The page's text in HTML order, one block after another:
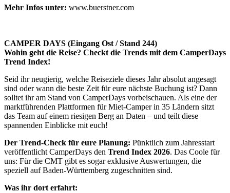
Mehr Infos unter: www.buerstner.com
CAMPER DAYS (Eingang Ost / Stand 244)
Wohin geht die Reise? Checkt die Trends mit dem CamperDays
Trend Index!
Seid ihr neugierig, welche Reiseziele dieses Jahr absolut angesagt
sind oder wann die beste Zeit für eure nächste Buchung ist? Dann
solltet ihr am Stand von CamperDays vorbeischauen. Als eine der
marktführenden Plattformen für Miet-Camper in 35 Ländern sitzt
das Team auf einem riesigen Berg an Daten – und teilt diese
spannenden Einblicke mit euch!
Der Trend-Check für eure Planung: Pünktlich zum Jahresstart
veröffentlicht CamperDays den Trend Index 2026. Das Coole für
uns: Für die CMT gibt es sogar exklusive Auswertungen, die
speziell auf Baden-Württemberg zugeschnitten sind.
Was ihr dort erfahrt: